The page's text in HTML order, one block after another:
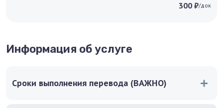
300 ₽/док
Информация об услуге
Сроки выполнения перевода (ВАЖНО)